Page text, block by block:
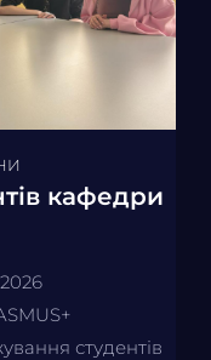
кафедри
студентів